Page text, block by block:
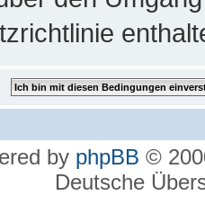
by phpBB ©
Deutsche